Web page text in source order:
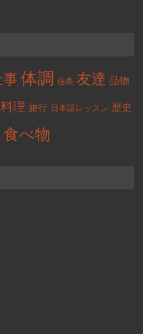
体調 信条 友達 品物
料理 旅行 日本語レッスン 歴史
食べ物